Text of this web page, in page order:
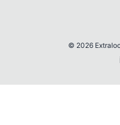
© 2026